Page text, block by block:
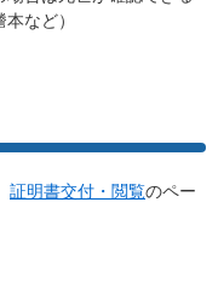
など）
証明書交付・閲覧のペー